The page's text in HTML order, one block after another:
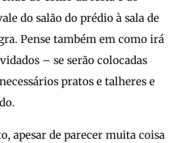
do salão do prédio à sala de
Pense também em como irá
– se serão colocadas
pratos e talheres e
apesar de parecer muita coisa